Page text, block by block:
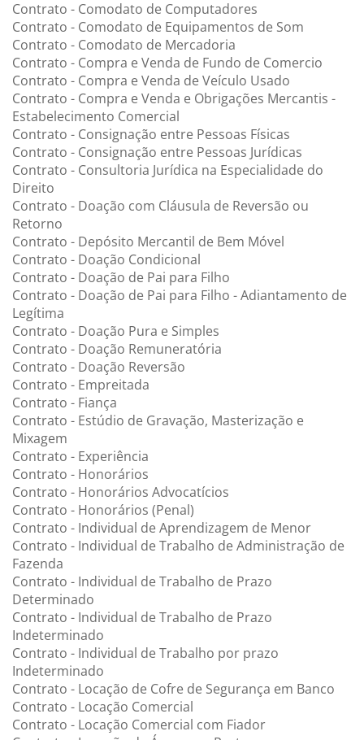
Contrato - Comodato de Computadores
Contrato - Comodato de Equipamentos de Som
Contrato - Comodato de Mercadoria
Contrato - Compra e Venda de Fundo de Comercio
Contrato - Compra e Venda de Veículo Usado
Contrato - Compra e Venda e Obrigações Mercantis -
Estabelecimento Comercial
Contrato - Consignação entre Pessoas Físicas
Contrato - Consignação entre Pessoas Jurídicas
Contrato - Consultoria Jurídica na Especialidade do
Direito
Contrato - Doação com Cláusula de Reversão ou
Retorno
Contrato - Depósito Mercantil de Bem Móvel
Contrato - Doação Condicional
Contrato - Doação de Pai para Filho
Contrato - Doação de Pai para Filho - Adiantamento de
Legítima
Contrato - Doação Pura e Simples
Contrato - Doação Remuneratória
Contrato - Doação Reversão
Contrato - Empreitada
Contrato - Fiança
Contrato - Estúdio de Gravação, Masterização e
Mixagem
Contrato - Experiência
Contrato - Honorários
Contrato - Honorários Advocatícios
Contrato - Honorários (Penal)
Contrato - Individual de Aprendizagem de Menor
Contrato - Individual de Trabalho de Administração de
Fazenda
Contrato - Individual de Trabalho de Prazo
Determinado
Contrato - Individual de Trabalho de Prazo
Indeterminado
Contrato - Individual de Trabalho por prazo
Indeterminado
Contrato - Locação de Cofre de Segurança em Banco
Contrato - Locação Comercial
Contrato - Locação Comercial com Fiador